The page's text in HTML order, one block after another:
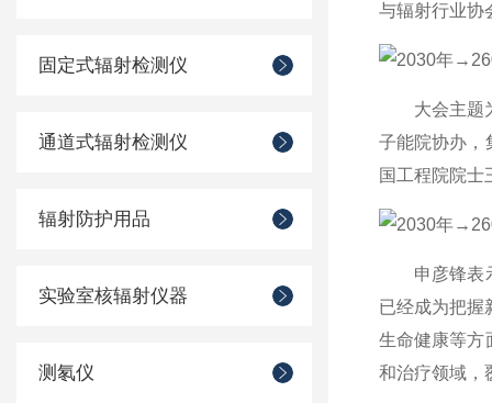
固定式辐射检测仪
通道式辐射检测仪
辐射防护用品
实验室核辐射仪器
测氡仪
与辐射行业协
大会主题为
子能院协办，
国工程院院士
申彦锋表示
已经成为把握
生命健康等方
和治疗领域，